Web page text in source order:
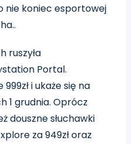
nie koniec esportowej
ruszyła
Portal.
i ukaże się na
1 grudnia. Oprócz
douszne słuchawki
za 949zł oraz